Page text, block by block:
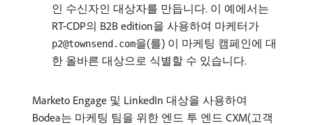
인 수신자인 대상자를 만듭니다. 이 예에서는
RT-CDP의 B2B edition을 사용하여 마케터가
p2@townsend.com을(를) 이 마케팅 캠페인에 대
한 올바른 대상으로 식별할 수 있습니다.
Marketo Engage 및 LinkedIn 대상을 사용하여
Bodea는 마케팅 팀을 위한 엔드 투 엔드 CXM(고객